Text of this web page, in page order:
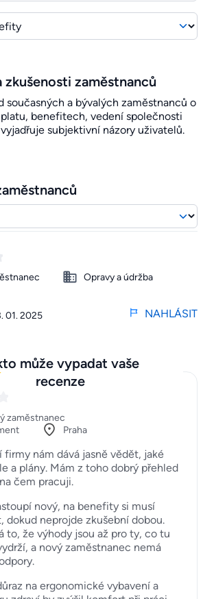
zkušenosti zaměstnanců
současných a bývalých zaměstnanců o
benefitech, vedení společnosti
subjektivní názory uživatelů.
Opravy a údržba
01. 2025 NAHLÁSIT
může vypadat vaše
recenze
zaměstnanec
Praha
firmy nám dává jasně vědět, jaké
a plány. Mám z toho dobrý přehled
čem pracuji.
nový, na benefity si musí
dokud neprojde zkušební dobou.
to, že výhody jsou až pro ty, co tu
a nový zaměstnanec nemá
na ergonomické vybavení a